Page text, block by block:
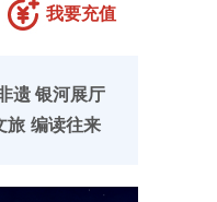
我要充值
遗 银河展厅
旅 编读往来